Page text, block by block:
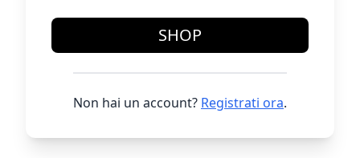
SHOP
Non hai un account? Registrati ora.